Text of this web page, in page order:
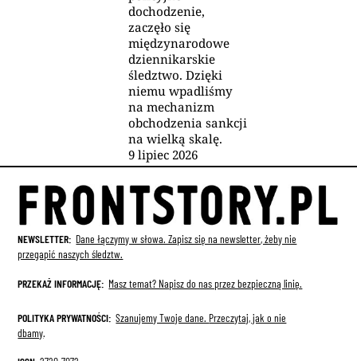
dochodzenie,
zaczęło się
międzynarodowe
dziennikarskie
śledztwo. Dzięki
niemu wpadliśmy
na mechanizm
obchodzenia sankcji
na wielką skalę.
9 lipiec 2026
NEWSLETTER: Dane łączymy w słowa. Zapisz się na newsletter, żeby nie
przegapić naszych śledztw.
PRZEKAŻ INFORMACJĘ: Masz temat? Napisz do nas przez bezpieczną linię.
POLITYKA PRYWATNOŚCI: Szanujemy Twoje dane. Przeczytaj, jak o nie
dbamy.